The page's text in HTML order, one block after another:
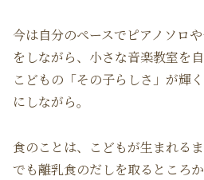
今は自分のペースでピアノソロ
をしながら、小さな音楽教室を
こどもの「その子らしさ」が輝
にしながら。
食のことは、こどもが生まれる
でも離乳食のだしを取るところ